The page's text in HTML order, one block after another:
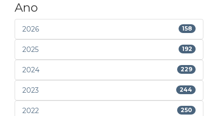
Ano
2026 158
2025 192
2024 229
2023 244
2022 250